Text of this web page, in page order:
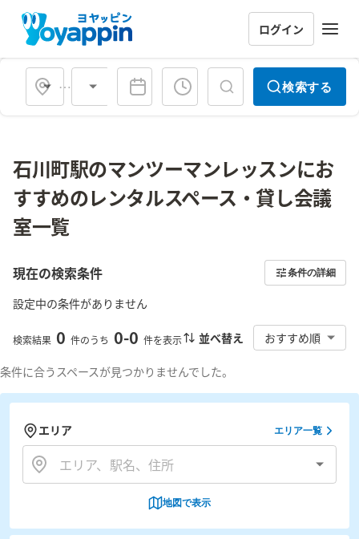
ログイン
会場タイプ 検索する
石川町駅のマンツーマンレッスンにお
すすめのレンタルスペース・貸し会議
室一覧
現在の検索条件 条件の詳細
設定中の条件がありません
検索結果 0 件のうち 0-0 件を表示 並べ替え おすすめ順
条件に合うスペースが見つかりませんでした。
エリア エリア一覧
地図で表示